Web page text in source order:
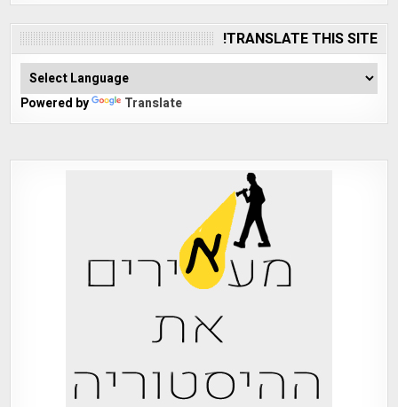
TRANSLATE THIS SITE!
Powered by Translate